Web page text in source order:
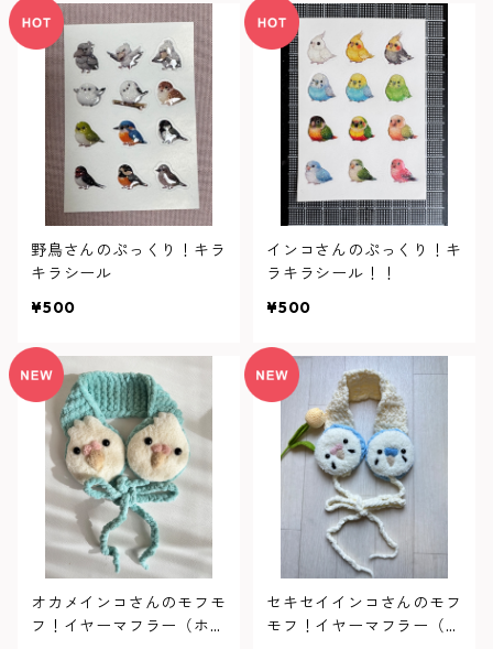
野鳥さんのぷっくり！キラ
キラシール
¥500
インコさんのぷっくり！キ
ラキラシール！！
¥500
オカメインコさんのモフモ
フ！イヤーマフラー（ホワ
セキセイインコさんのモフ
モフ！イヤーマフラー（子